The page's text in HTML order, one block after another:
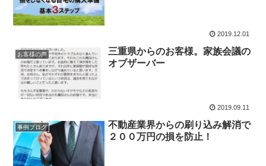
2019.12.01
お客様の声
三重県からのお客様。家族会議の
オブザーバー
2019.09.11
事例ブログ
不動産業界からの刷り込み解消で
２００万円の損を防止！